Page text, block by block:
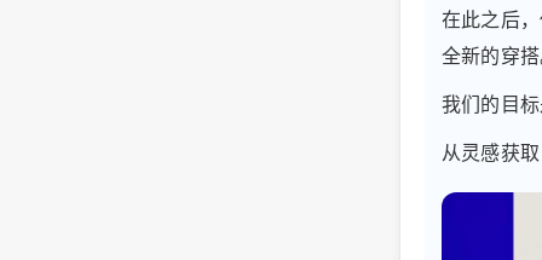
在此之后
全新的穿
我们的目
从灵感获